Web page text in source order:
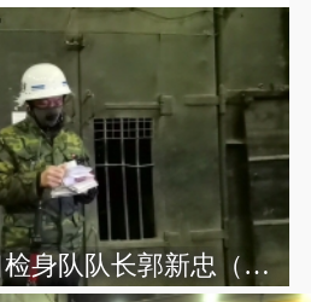
兴安矿保卫科井口检身队队长郭新忠（图右）和队员蒋继宏做检身前准备工作